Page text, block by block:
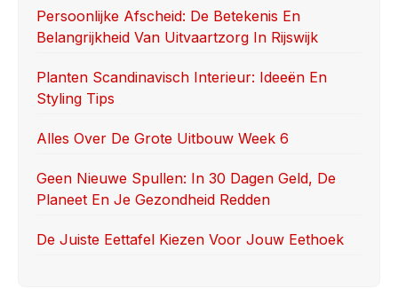
o
o
k
o
n
Persoonlijke Afscheid: De Betekenis En
Belangrijkheid Van Uitvaartzorg In Rijswijk
Planten Scandinavisch Interieur: Ideeën En
Styling Tips
Alles Over De Grote Uitbouw Week 6
Geen Nieuwe Spullen: In 30 Dagen Geld, De
Planeet En Je Gezondheid Redden
De Juiste Eettafel Kiezen Voor Jouw Eethoek